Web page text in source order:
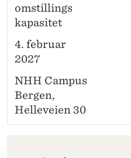
omstillings
kapasitet
4. februar
2027
NHH Campus
Bergen,
Helleveien 30